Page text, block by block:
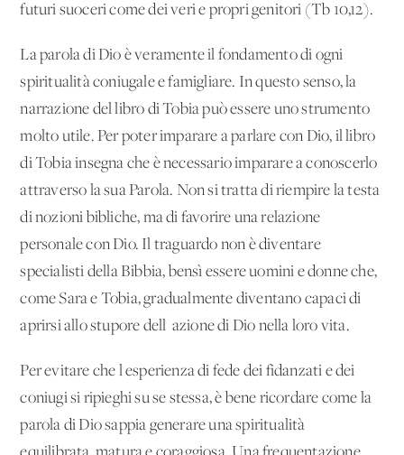
futuri suoceri come dei veri e propri genitori (Tb 10,12).
La parola di Dio è veramente il fondamento di ogni
spiritualità coniugale e famigliare. In questo senso, la
narrazione del libro di Tobia può essere uno strumento
molto utile. Per poter imparare a parlare con Dio, il libro
di Tobia insegna che è necessario imparare a conoscerlo
attraverso la sua Parola. Non si tratta di riempire la testa
di nozioni bibliche, ma di favorire una relazione
personale con Dio. Il traguardo non è diventare
specialisti della Bibbia, bensì essere uomini e donne che,
come Sara e Tobia, gradualmente diventano capaci di
aprirsi allo stupore dell' azione di Dio nella loro vita.
Per evitare che l'esperienza di fede dei fidanzati e dei
coniugi si ripieghi su se stessa, è bene ricordare come la
parola di Dio sappia generare una spiritualità